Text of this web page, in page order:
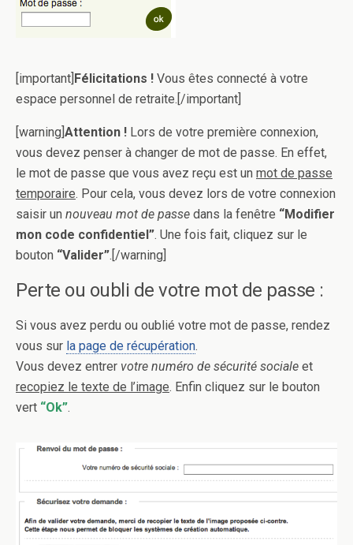
[important]Félicitations ! Vous êtes connecté à votre
espace personnel de retraite.[/important]
[warning]Attention ! Lors de votre première connexion,
vous devez penser à changer de mot de passe. En effet,
le mot de passe que vous avez reçu est un mot de passe
temporaire. Pour cela, vous devez lors de votre connexion
saisir un nouveau mot de passe dans la fenêtre “Modifier
mon code confidentiel”. Une fois fait, cliquez sur le
bouton “Valider”.[/warning]
Perte ou oubli de votre mot de passe :
Si vous avez perdu ou oublié votre mot de passe, rendez
vous sur la page de récupération.
Vous devez entrer votre numéro de sécurité sociale et
recopiez le texte de l’image. Enfin cliquez sur le bouton
vert “Ok”.